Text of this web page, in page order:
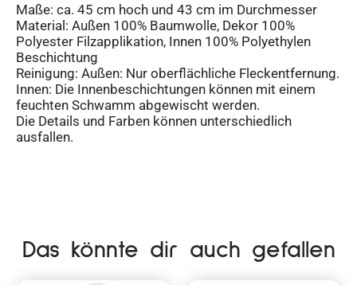
Maße: ca. 45 cm hoch und 43 cm im Durchmesser
Material: Außen 100% Baumwolle, Dekor 100%
Polyester Filzapplikation, Innen 100% Polyethylen
Beschichtung
Reinigung: Außen: Nur oberflächliche Fleckentfernung.
Innen: Die Innenbeschichtungen können mit einem
feuchten Schwamm abgewischt werden.
Die Details und Farben können unterschiedlich
ausfallen.
Das könnte dir auch gefallen